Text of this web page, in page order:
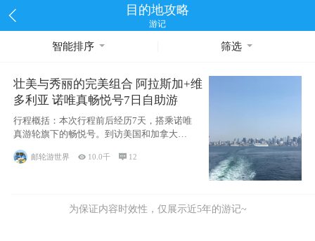
目的地攻略
游记
智能排序 筛选
壮美与秀丽的完美组合 阿拉斯加+维
多利亚 诺唯真畅悦号7日自助游
行程概括：本次行程前后经历7天，搭乘诺唯
真游轮旗下的畅悦号。到访美国和加拿大的4
个州/省：美国华盛顿州
邮轮游世界  10.0千  12
为保证内容时效性，仅展示近5年的游记~